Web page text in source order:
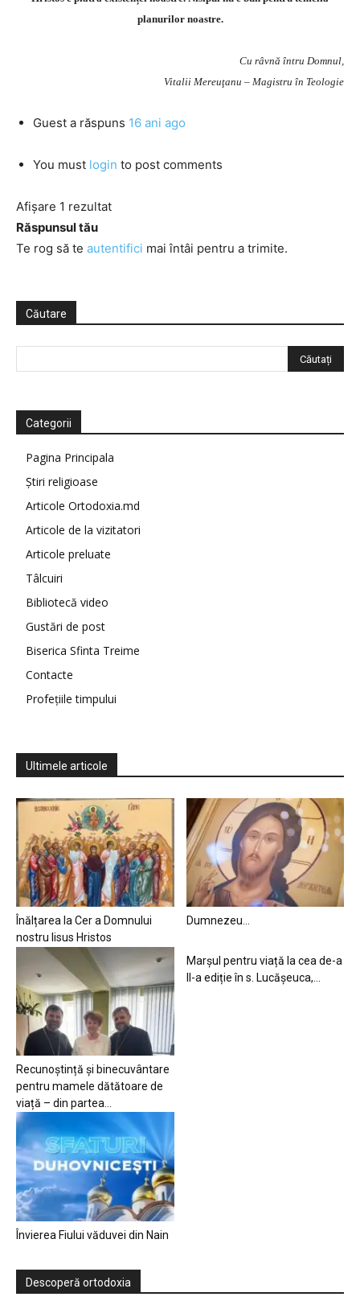
planurilor noastre.
Cu râvnă întru Domnul,
Vitalii Mereuţanu – Magistru în Teologie
Guest a răspuns 16 ani ago
You must login to post comments
Afișare 1 rezultat
Răspunsul tău
Te rog să te autentifici mai întâi pentru a trimite.
Căutare
Categorii
Pagina Principala
Știri religioase
Articole Ortodoxia.md
Articole de la vizitatori
Articole preluate
Tâlcuiri
Bibliotecă video
Gustări de post
Biserica Sfinta Treime
Contacte
Profețiile timpului
Ultimele articole
Înălțarea la Cer a Domnului
nostru Iisus Hristos
Dumnezeu…
Recunoștință și binecuvântare
pentru mamele dătătoare de
viață – din partea...
Marșul pentru viață la cea de-a
II-a ediție în s. Lucășeuca,...
Învierea Fiului văduvei din Nain
Descoperă ortodoxia